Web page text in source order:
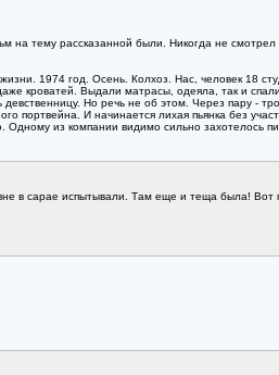
на тему рассказанной были. Никогда не
1974 год. Осень. Колхоз. Нас, человек 18
кроватей. Выдали матрасы, одеяла, так и
Но речь не об этом. Через пару -
портвейна. И начинается лихая пьянка без
из компании видимо сильно захотелось
в сарае испытывали. Там еще и теща была!